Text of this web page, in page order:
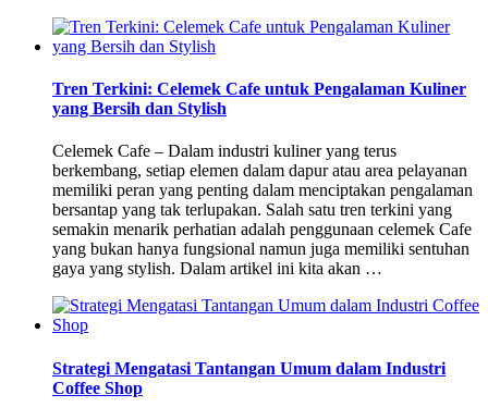
Tren Terkini: Celemek Cafe untuk Pengalaman Kuliner
yang Bersih dan Stylish
Celemek Cafe – Dalam industri kuliner yang terus
berkembang, setiap elemen dalam dapur atau area pelayanan
memiliki peran yang penting dalam menciptakan pengalaman
bersantap yang tak terlupakan. Salah satu tren terkini yang
semakin menarik perhatian adalah penggunaan celemek Cafe
yang bukan hanya fungsional namun juga memiliki sentuhan
gaya yang stylish. Dalam artikel ini kita akan …
Strategi Mengatasi Tantangan Umum dalam Industri
Coffee Shop